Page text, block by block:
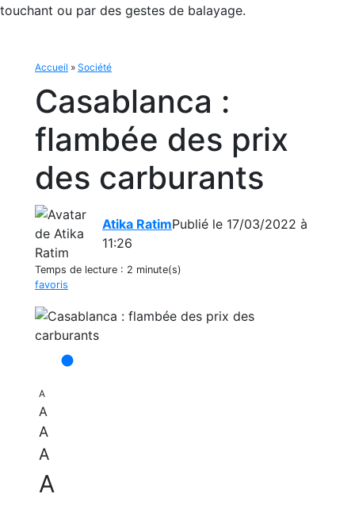
touchant ou par des gestes de balayage.
Accueil » Société
Casablanca :
flambée des prix
des carburants
Atika RatimPublié le 17/03/2022 à
11:26
Temps de lecture : 2 minute(s)
favoris
A
A
A
A
A